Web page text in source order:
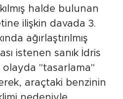
halde bulunan
ilişkin davada 3.
ağırlaştırılmış
istenen sanık İdris
olayda "tasarlama"
araçtaki benzinin